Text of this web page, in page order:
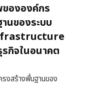
ององค์กร
นของระบบ
กิจในอนาคต
งสร้างพื้นฐานของ